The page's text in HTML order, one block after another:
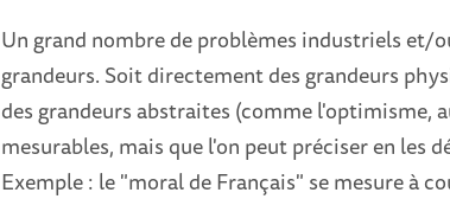
Un grand nombre de problèmes industriels et/
grandeurs. Soit directement des grandeurs
des grandeurs abstraites (comme l'optimisme,
mesurables, mais que l'on peut préciser en les
Exemple : le "moral de Français" se mesure à